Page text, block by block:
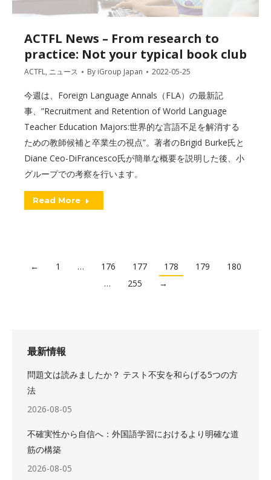
ACTFL News – From research to
practice: Not your typical book club
ACTFL, ニュース By iGroup Japan 2022-05-25
今週は、Foreign Language Annals（FLA）の最新記
事、”Recruitment and Retention of World Language
Teacher Education Majors:世界的な言語不足を解消する
ための教師候補と卒業生の視点”。著者のBrigid Burke氏と
Diane Ceo-DiFrancesco氏が簡単な概要を説明した後、小
グループでの考察を行います。
Read More
← 1 … 176 177 178 179
180
…
255 →
最新情報
問題文は読みましたか？ テスト不安を和らげる5つの方
法
2026-08-05
不確実性から自信へ：外国語学習におけるより明確な道
筋の構築
2026-08-05